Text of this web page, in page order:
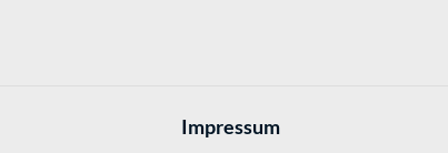
Impressum